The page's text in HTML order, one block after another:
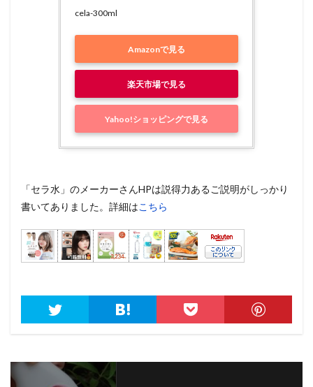
cela-300ml
Amazonで見る
楽天市場で見る
Yahoo!ショッピングで見る
「セラ水」のメーカーさんHPは説得力あるご説明がしっかり
書いてありました。詳細はこちら